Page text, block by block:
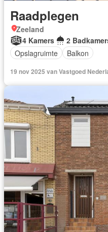
Raadplegen
Zeeland
4 Kamers
2
Opslagruimte
Balkon
19 nov 2025 van Vastgoed